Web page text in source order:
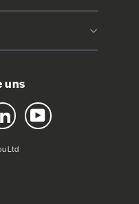
uns
LinkedIn YouTube
Ltd